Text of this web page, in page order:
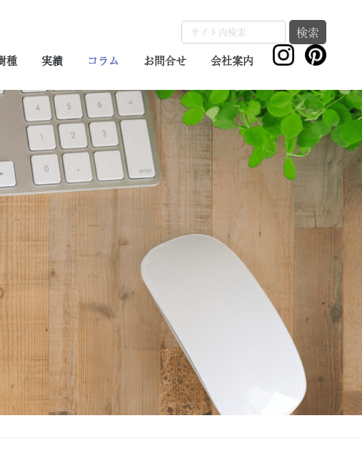
種 実績 コラム お問合せ 会社案内
検索